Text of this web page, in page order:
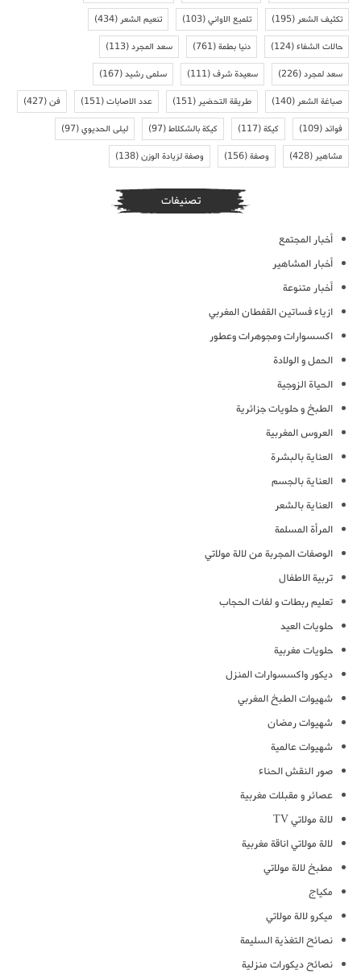
تكثيف الشعر(195) تلميع الاواني(103) تنعيم الشعر(434)
حالات الشفاء(124) دنيا بطمة(761) سعد المجرد(113)
سعد لمجرد(226) سعيدة شرف(111) سلمى رشيد(167)
صباغة الشعر(140) طريقة التحضير(151) عدد الاصابات(151) فن(427)
فوائد(109) كيكة(117) كيكة بالشكلاط(97) ليلى الحديوي(97)
مشاهير(428) وصفة(156) وصفة لزيادة الوزن(138)
تصنيفات
أخبار المجتمع
أخبار المشاهير
أخبار متنوعة
ازياء فساتين القفطان المغربي
اكسسوارات ومجوهرات وعطور
الحمل و الولادة
الحياة الزوجية
الطبخ و حلويات جزائرية
العروس المغربية
العناية بالبشرة
العناية بالجسم
العناية بالشعر
المرأة المسلمة
الوصفات المجربة من لالة مولاتي
تربية الاطفال
تعليم ربطات و لفات الحجاب
حلويات العيد
حلويات مغربية
ديكور واكسسوارات المنزل
شهيوات الطبخ المغربي
شهيوات رمضان
شهيوات عالمية
صور النقش الحناء
عصائر و مقبلات مغربية
لالة مولاتي TV
لالة مولاتي اناقة مغربية
مطبخ لالة مولاتي
مكياج
ميكرو لالة مولاتي
نصائح التغذية السليمة
نصائح ديكورات منزلية